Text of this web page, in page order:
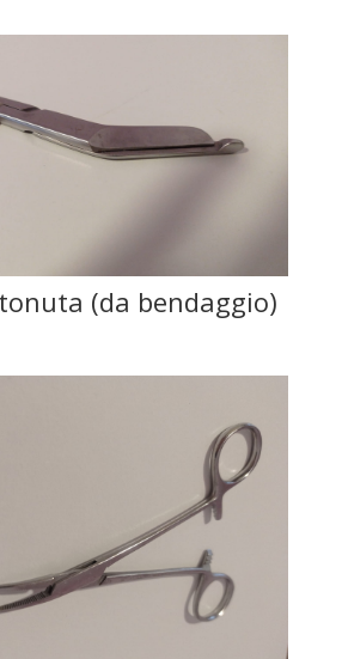
(da bendaggio)